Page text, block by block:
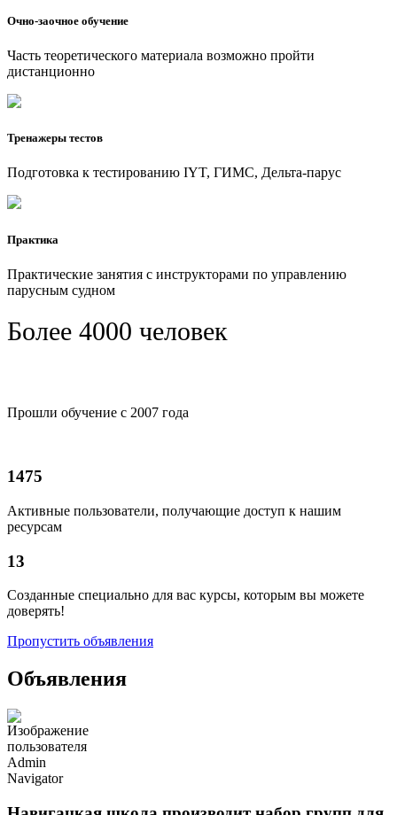
Очно-заочное обучение
Часть теоретического материала возможно пройти
дистанционно
Тренажеры тестов
Подготовка к тестированию IYT, ГИМС, Дельта-парус
Практика
Практические занятия с инструкторами по управлению
парусным судном
Более 4000 человек
Прошли обучение с 2007 года
1475
Активные пользователи, получающие доступ к нашим
ресурсам
13
Созданные специально для вас курсы, которым вы можете
доверять!
Пропустить объявления
Объявления